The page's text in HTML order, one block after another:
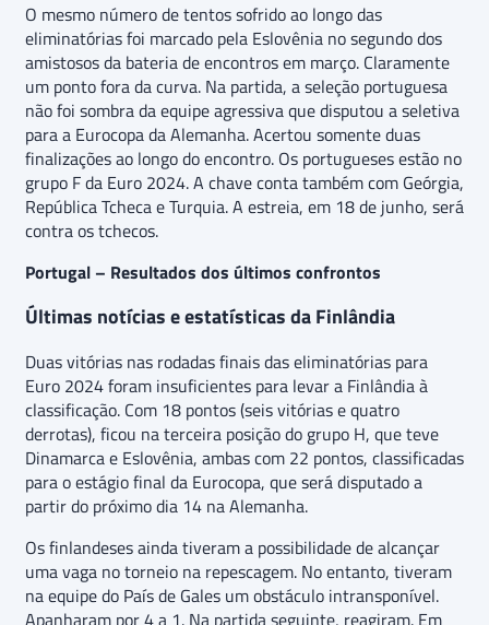
O mesmo número de tentos sofrido ao longo das
eliminatórias foi marcado pela Eslovênia no segundo dos
amistosos da bateria de encontros em março. Claramente
um ponto fora da curva. Na partida, a seleção portuguesa
não foi sombra da equipe agressiva que disputou a seletiva
para a Eurocopa da Alemanha. Acertou somente duas
finalizações ao longo do encontro. Os portugueses estão no
grupo F da Euro 2024. A chave conta também com Geórgia,
República Tcheca e Turquia. A estreia, em 18 de junho, será
contra os tchecos.
Portugal – Resultados dos últimos confrontos
Últimas notícias e estatísticas da Finlândia
Duas vitórias nas rodadas finais das eliminatórias para
Euro 2024 foram insuficientes para levar a Finlândia à
classificação. Com 18 pontos (seis vitórias e quatro
derrotas), ficou na terceira posição do grupo H, que teve
Dinamarca e Eslovênia, ambas com 22 pontos, classificadas
para o estágio final da Eurocopa, que será disputado a
partir do próximo dia 14 na Alemanha.
Os finlandeses ainda tiveram a possibilidade de alcançar
uma vaga no torneio na repescagem. No entanto, tiveram
na equipe do País de Gales um obstáculo intransponível.
Apanharam por 4 a 1. Na partida seguinte, reagiram. Em